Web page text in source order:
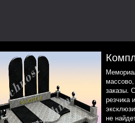
заказы.
резчика
не